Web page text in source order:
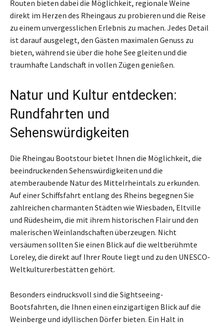
Routen bieten dabei die Möglichkeit, regionale Weine
direkt im Herzen des Rheingaus zu probieren und die Reise
zu einem unvergesslichen Erlebnis zu machen. Jedes Detail
ist darauf ausgelegt, den Gästen maximalen Genuss zu
bieten, während sie über die hohe See gleiten und die
traumhafte Landschaft in vollen Zügen genießen.
Natur und Kultur entdecken:
Rundfahrten und
Sehenswürdigkeiten
Die Rheingau Bootstour bietet Ihnen die Möglichkeit, die
beeindruckenden Sehenswürdigkeiten und die
atemberaubende Natur des Mittelrheintals zu erkunden.
Auf einer Schiffsfahrt entlang des Rheins begegnen Sie
zahlreichen charmanten Städten wie Wiesbaden, Eltville
und Rüdesheim, die mit ihrem historischen Flair und den
malerischen Weinlandschaften überzeugen. Nicht
versäumen sollten Sie einen Blick auf die weltberühmte
Loreley, die direkt auf Ihrer Route liegt und zu den UNESCO-
Weltkulturerbestätten gehört.
Besonders eindrucksvoll sind die Sightseeing-
Bootsfahrten, die Ihnen einen einzigartigen Blick auf die
Weinberge und idyllischen Dörfer bieten. Ein Halt in